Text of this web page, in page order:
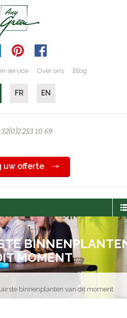
service Over ons Blog
FR EN
253 10 69
uw offerte
MOMENT
binnenplanten van dit moment